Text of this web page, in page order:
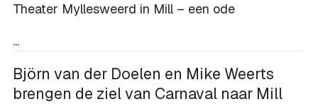
Theater Myllesweerd in Mill – een ode
...
Björn van der Doelen en Mike Weerts
brengen de ziel van Carnaval naar Mill